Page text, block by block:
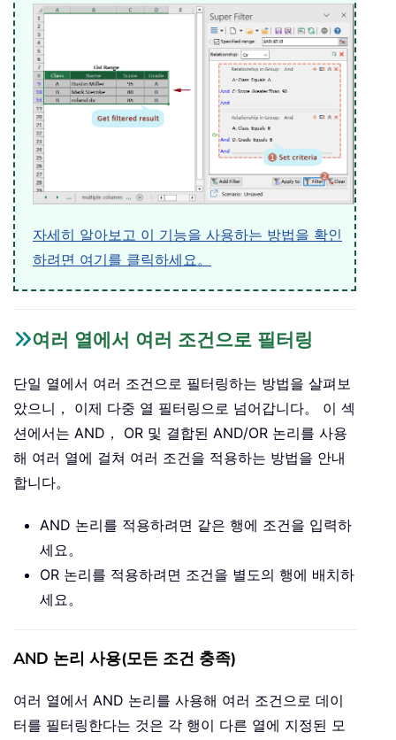
자세히 알아보고 이 기능을 사용하는 방법을 확인
하려면 여기를 클릭하세요。
여러 열에서 여러 조건으로 필터링
단일 열에서 여러 조건으로 필터링하는 방법을 살펴보
았으니， 이제 다중 열 필터링으로 넘어갑니다。 이 섹
션에서는 AND， OR 및 결합된 AND/OR 논리를 사용
해 여러 열에 걸쳐 여러 조건을 적용하는 방법을 안내
합니다。
AND 논리를 적용하려면 같은 행에 조건을 입력하
세요。
OR 논리를 적용하려면 조건을 별도의 행에 배치하
세요。
AND 논리 사용(모든 조건 충족)
여러 열에서 AND 논리를 사용해 여러 조건으로 데이
터를 필터링한다는 것은 각 행이 다른 열에 지정된 모